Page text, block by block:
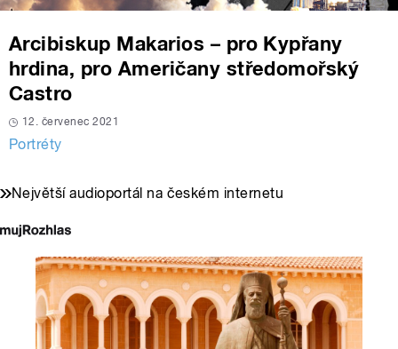
Arcibiskup Makarios – pro Kypřany
hrdina, pro Američany středomořský
Castro
12. červenec 2021
Portréty
Největší audioportál na českém internetu